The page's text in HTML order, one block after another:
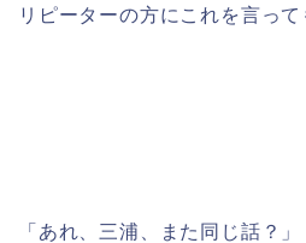
リピーターの方にこれを言って
「あれ、三浦、また同じ話？」